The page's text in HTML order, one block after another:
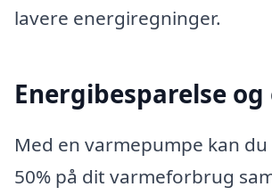
lavere energiregninger.
Energibesparelse
Med en varmepumpe kan
50% på dit varmeforbrug